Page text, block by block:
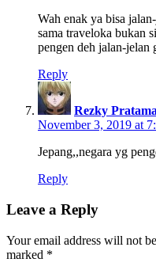
Wah enak ya bisa
sama traveloka bukan
pengen deh jalan-jelan
Reply
Rezky Pratama
November 3, 2019 at
Jepang,,negara yg
Reply
Leave a Reply
Your email address will not
marked *